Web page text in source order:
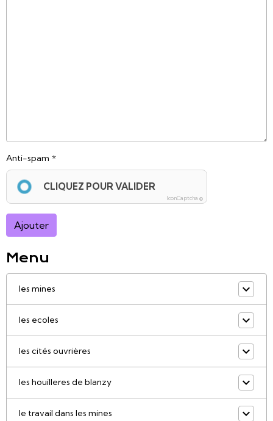
Anti-spam
CLIQUEZ POUR VALIDER
IconCaptcha ©
Ajouter
Menu
les mines
les ecoles
les cités ouvrières
les houilleres de blanzy
le travail dans les mines